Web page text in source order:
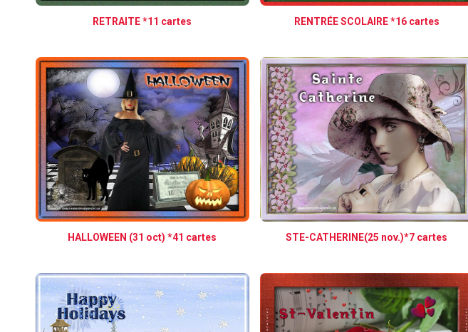
RETRAITE *11 cartes RENTRÉE SCOLAIRE *16 cartes
HALLOWEEN (31 oct) *41 cartes STE-CATHERINE(25 nov.)*7 cartes